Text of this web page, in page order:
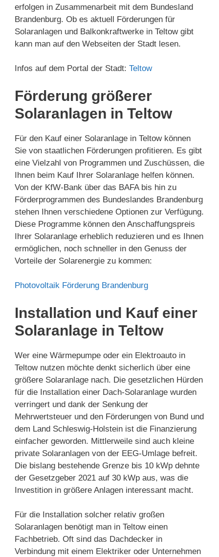
erfolgen in Zusammenarbeit mit dem Bundesland
Brandenburg. Ob es aktuell Förderungen für
Solaranlagen und Balkonkraftwerke in Teltow gibt
kann man auf den Webseiten der Stadt lesen.
Infos auf dem Portal der Stadt: Teltow
Förderung größerer
Solaranlagen in Teltow
Für den Kauf einer Solaranlage in Teltow können
Sie von staatlichen Förderungen profitieren. Es gibt
eine Vielzahl von Programmen und Zuschüssen, die
Ihnen beim Kauf Ihrer Solaranlage helfen können.
Von der KfW-Bank über das BAFA bis hin zu
Förderprogrammen des Bundeslandes Brandenburg
stehen Ihnen verschiedene Optionen zur Verfügung.
Diese Programme können den Anschaffungspreis
Ihrer Solaranlage erheblich reduzieren und es Ihnen
ermöglichen, noch schneller in den Genuss der
Vorteile der Solarenergie zu kommen:
Photovoltaik Förderung Brandenburg
Installation und Kauf einer
Solaranlage in Teltow
Wer eine Wärmepumpe oder ein Elektroauto in
Teltow nutzen möchte denkt sicherlich über eine
größere Solaranlage nach. Die gesetzlichen Hürden
für die Installation einer Dach-Solaranlage wurden
verringert und dank der Senkung der
Mehrwertsteuer und den Förderungen von Bund und
dem Land Schleswig-Holstein ist die Finanzierung
einfacher geworden. Mittlerweile sind auch kleine
private Solaranlagen von der EEG-Umlage befreit.
Die bislang bestehende Grenze bis 10 kWp dehnte
der Gesetzgeber 2021 auf 30 kWp aus, was die
Investition in größere Anlagen interessant macht.
Für die Installation solcher relativ großen
Solaranlagen benötigt man in Teltow einen
Fachbetrieb. Oft sind das Dachdecker in
Verbindung mit einem Elektriker oder Unternehmen